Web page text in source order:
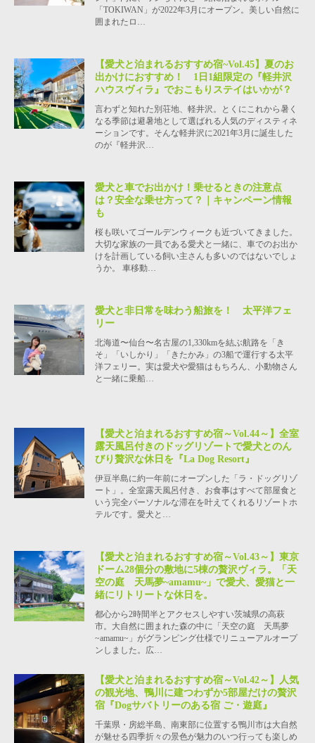
「TOKIWAN」が2022年3月にオープン。美しい自然に
囲まれたロ…
【愛犬と泊まれるおすすめ宿~Vol.45】夏のお
出かけにおすすめ！ 1日1組限定の『軽井沢
ハウスヴィラ』でおこもりステイはいかが？
言わずと知れた別荘地、軽井沢。とくにこれから暑く
なる季節は避暑地として選ばれる人気のディスティネ
ーションです。そんな軽井沢に2021年3月に誕生した
のが『軽井沢…
愛犬と車でお出かけ！乗せるときの注意点
は？安全な乗せ方って？｜キャンペーン情報
も
桜も咲いてゴールデンウィークも近づいてきました。
大切な家族の一員である愛犬と一緒に、車でのお出か
けを計画している飼い主さんも多いのではないでしょ
うか。 車移動…
愛犬と非日常を味わう船旅を！ 太平洋フェ
リー
北海道〜仙台〜名古屋の1,330kmを結ぶ航路を「き
そ」「いしかり」「きたかみ」の3船で運行する太平
洋フェリー。実は愛犬や愛猫はもちろん、小動物さん
と一緒に乗船…
【愛犬と泊まれるおすすめ宿～Vol.44～】全室
露天風呂付きのドッグリゾートで愛犬とのん
びり贅沢な休日を『La Dog Resort』
伊豆半島に約一年前にオープンした「ラ・ドッグリゾ
ート」。全室露天風呂付き、お食事はすべて部屋食と
いう完全パーソナルな滞在を叶えてくれるリゾートホ
テルです。愛犬と…
【愛犬と泊まれるおすすめ宿～Vol.43～】東京
ドーム28個分の敷地に5棟の贅沢ヴィラ。「天
空の庭 天馬夢~amamu~」で愛犬、愛猫と一
緒にリトリートな休日を。
都心から2時間半とアクセスしやすい茨城県の高萩
市。大自然に囲まれた森の中に「天空の庭 天馬夢
~amamu~」がグランピング仕様でリニューアルオープ
ンしました。広…
【愛犬と泊まれるおすすめ宿～Vol.42～】人気
の観光地、鴨川に建つわずか5部屋だけの贅沢
宿『Dogサバトリーのある宿 ご・遊庭』
千葉県・房総半島、南東部に位置する鴨川市は大自然
が魅せる四季折々の景色が魅力のいつ行っても楽しめ